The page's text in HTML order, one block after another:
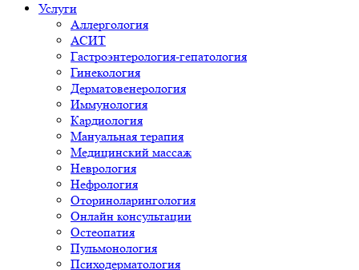
Услуги
Аллергология
АСИТ
Гастроэнтерология-гепатология
Гинекология
Дерматовенерология
Иммунология
Кардиология
Мануальная терапия
Медицинский массаж
Неврология
Нефрология
Оториноларингология
Онлайн консультации
Остеопатия
Пульмонология
Психодерматология